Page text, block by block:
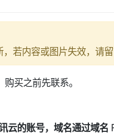
，若内容或图片失效，请
买之前先联系。
云的账号，域名通过域名